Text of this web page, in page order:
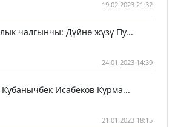
19.02.2023 21:32
чалгынчы: Дүйнө жүзү Пу...
24.01.2023 14:39
Исабеков Курма...
21.01.2023 18:15